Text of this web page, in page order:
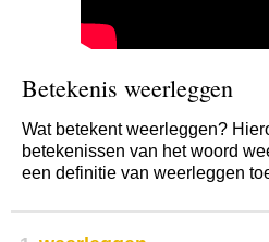
Betekenis weerleggen
Wat betekent weerleggen?
betekenissen van het woord
een definitie van weerleggen